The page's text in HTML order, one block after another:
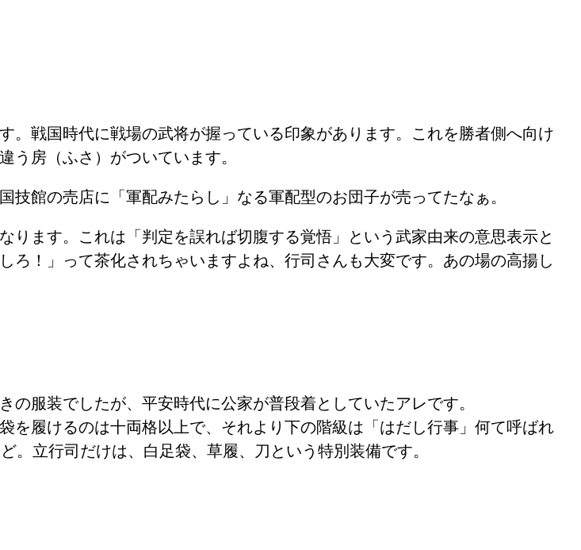
。戦国時代に戦場の武将が握っている印象があります。これを勝者側へ向け
う房（ふさ）がついています。
館の売店に「軍配みたらし」なる軍配型のお団子が売ってたなぁ。
ます。これは「判定を誤れば切腹する覚悟」という武家由来の意思表示と
！」って茶化されちゃいますよね、行司さんも大変です。あの場の高揚し
服装でしたが、平安時代に公家が普段着としていたアレです。
を履けるのは十両格以上で、それより下の階級は「はだし行事」何て呼ばれ
立行司だけは、白足袋、草履、刀という特別装備です。